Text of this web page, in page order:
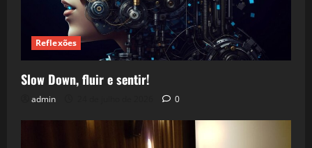
Reflexões
Slow Down, fluir e sentir!
admin 0